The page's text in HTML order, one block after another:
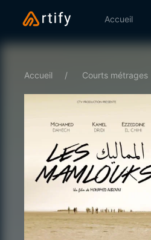
Accueil
Accueil Courts métrages